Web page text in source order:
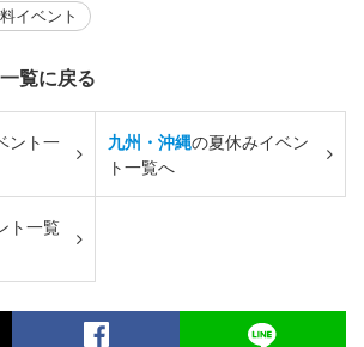
イベント
覧に戻る
ント一
九州・沖縄の夏休みイベン
ト一覧へ
ト一覧